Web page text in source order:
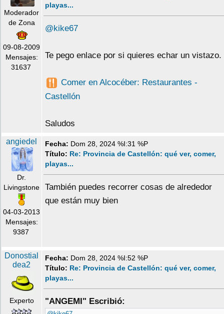
Moderador
de Zona
09-08-2009
Mensajes:
31637
playas...
@kike67
Te pego enlace por si quieres echar un vistazo.
Comer en Alcocéber: Restaurantes -
Castellón
Saludos
angiedel
Dr.
Livingstone
04-03-2013
Mensajes:
9387
Fecha: Dom 28, 2024 %I:31 %P
Título: Re: Provincia de Castellón: qué ver, comer,
playas...
También puedes recorrer cosas de alrededor
que están muy bien
Donostial
dea2
Experto
Fecha: Dom 28, 2024 %I:52 %P
Título: Re: Provincia de Castellón: qué ver, comer,
playas...
"ANGEMI" Escribió: